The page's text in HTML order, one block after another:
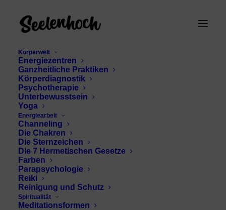
Körperwelt
Energiezentren
Ganzheitliche Praktiken
Körperdiagnostik
Psychotherapie
Unterbewusstsein
Yoga
Energiearbeit
Channeling
Die Chakren
Die Sternzeichen
Die 7 Hermetischen Gesetze
Farben
Parapsychologie
Reiki
Reinigung und Schutz
Spiritualität
Meditationsformen
Geheimnis des
Hermetismus